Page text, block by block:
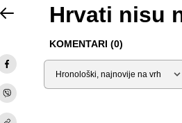
Hrvati nisu
KOMENTARI (0)
Sortiraj